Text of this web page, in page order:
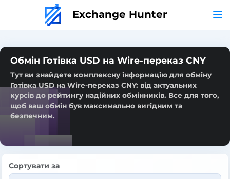
Exchange Hunter
Обмін Готівка USD на Wire-переказ CNY
Тут ви знайдете комплексну інформацію для обміну
Готівка USD на Wire-переказ CNY: від актуальних
курсів до рейтингу надійних обмінників. Все для того,
щоб ваш обмін був максимально вигідним та
безпечним.
Сортувати за